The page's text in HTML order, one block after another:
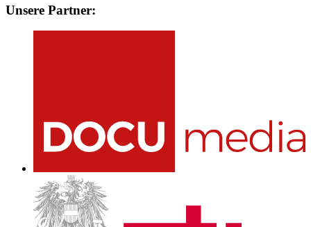
Unsere Partner: